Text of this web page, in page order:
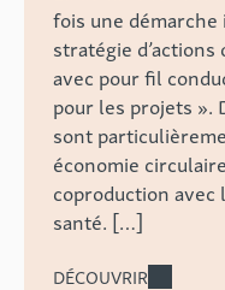
fois une
stratégie
avec pour fil
pour les projets ».
sont
économie
coproduction
santé. […]
DÉCOUVRIR